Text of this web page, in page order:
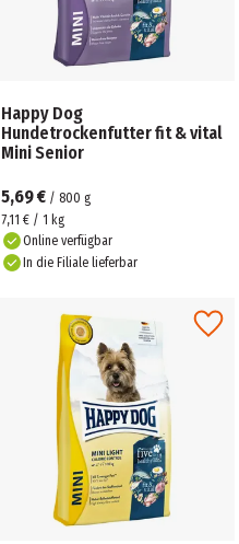
Happy Dog
Hundetrockenfutter fit & vital
Mini Senior
5,69 € / 800 g
7,11 € / 1 kg
Online verfügbar
In die Filiale lieferbar